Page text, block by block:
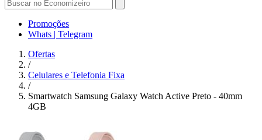
Promoções
Whats | Telegram
Ofertas
/
Celulares e Telefonia Fixa
/
Smartwatch Samsung Galaxy Watch Active Preto - 40mm
4GB